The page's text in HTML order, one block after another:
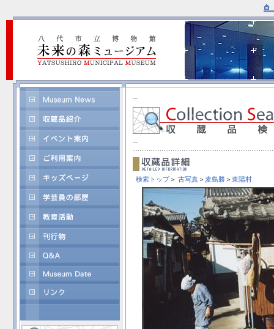
検索トップ＞ 古写真＞ 麦島勝＞ 東陽村